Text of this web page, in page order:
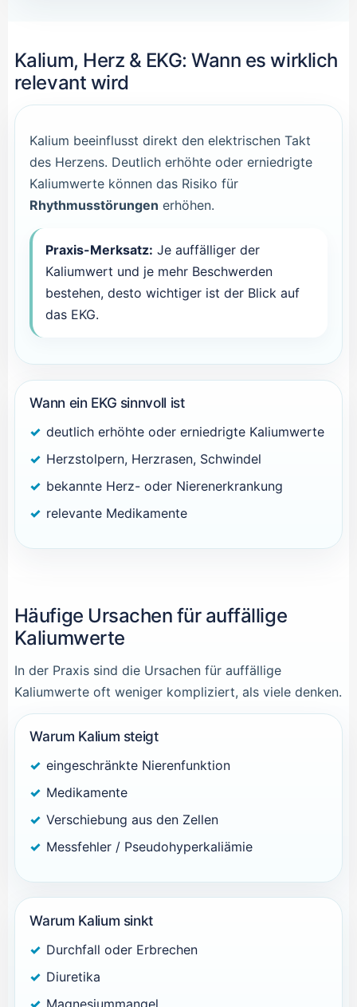
Kalium, Herz & EKG: Wann es wirklich
relevant wird
Kalium beeinflusst direkt den elektrischen Takt
des Herzens. Deutlich erhöhte oder erniedrigte
Kaliumwerte können das Risiko für
Rhythmusstörungen erhöhen.
Praxis-Merksatz: Je auffälliger der
Kaliumwert und je mehr Beschwerden
bestehen, desto wichtiger ist der Blick auf
das EKG.
Wann ein EKG sinnvoll ist
deutlich erhöhte oder erniedrigte Kaliumwerte
Herzstolpern, Herzrasen, Schwindel
bekannte Herz- oder Nierenerkrankung
relevante Medikamente
Häufige Ursachen für auffällige
Kaliumwerte
In der Praxis sind die Ursachen für auffällige
Kaliumwerte oft weniger kompliziert, als viele denken.
Warum Kalium steigt
eingeschränkte Nierenfunktion
Medikamente
Verschiebung aus den Zellen
Messfehler / Pseudohyperkaliämie
Warum Kalium sinkt
Durchfall oder Erbrechen
Diuretika
Magnesiummangel